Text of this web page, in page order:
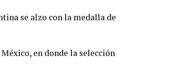
se alzo con la medalla de
en donde la selección